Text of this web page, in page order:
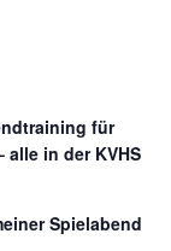
für
in der KVHS
Spielabend